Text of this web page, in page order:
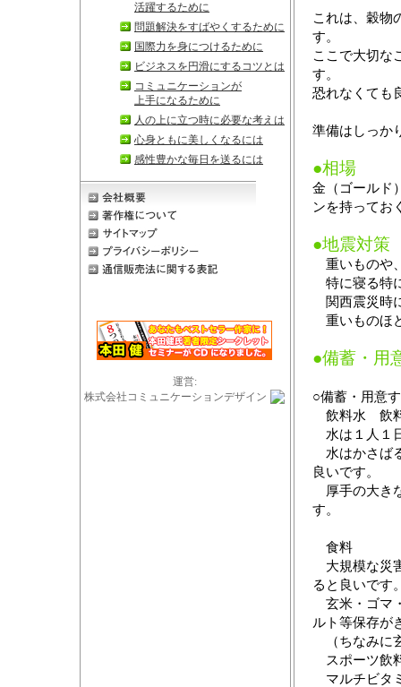
活躍するために
問題解決をすばやくするために
国際力を身につけるために
ビジネスを円滑にするコツとは
コミュニケーションが
上手になるために
人の上に立つ時に必要な考えは
心身ともに美しくなるには
感性豊かな毎日を送るには
運営:
株式会社コミュニケーションデザイン
これは、穀物
す。
ここで大切な
す。
恐れなくても
準備はしっか
●相場
金（ゴールド
ンを持ってお
●地震対策
重いものや
特に寝る特
関西震災時
重いものほ
●備蓄・用
○備蓄・用意
飲料水 飲料
水は１人１
水はかさば
良いです。
厚手の大き
す。
食料
大規模な災
ると良いです
玄米・ゴマ
ルト等保存が
（ちなみに
スポーツ飲
マルチビタ